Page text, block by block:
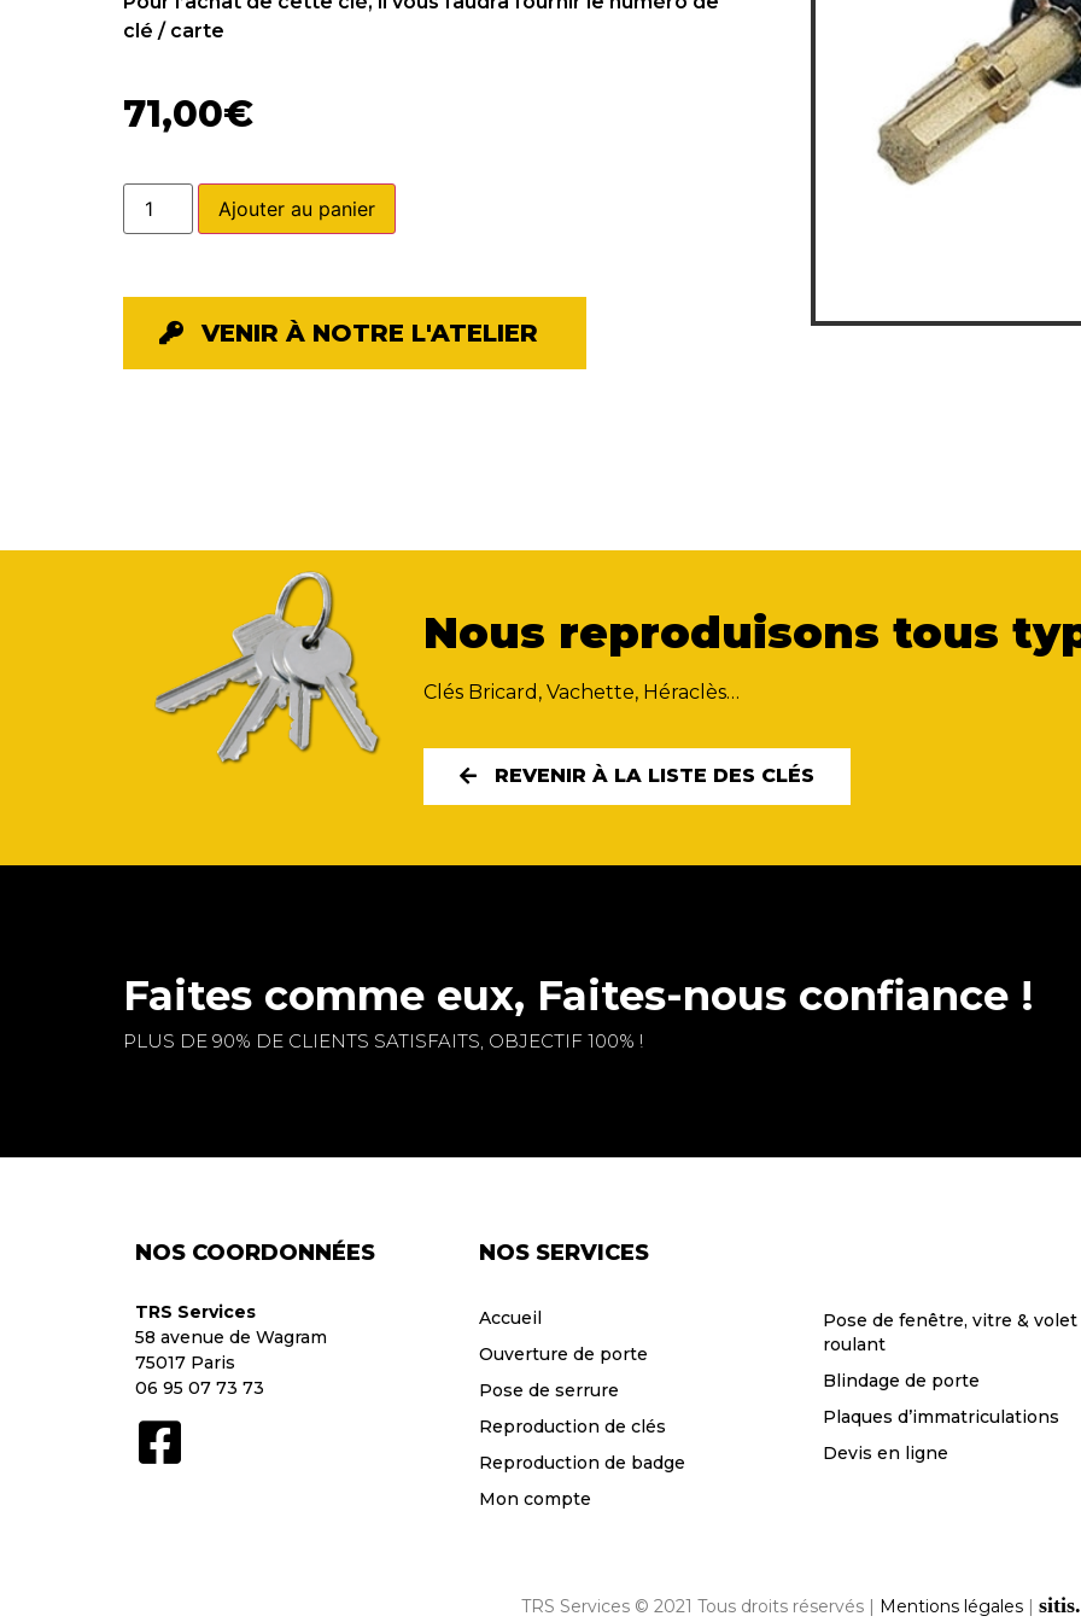
clé / carte
71,00€
Ajouter au panier
VENIR À NOTRE L'ATELIER
Nous reproduisons tous
Clés Bricard, Vachette, Héraclès…
REVENIR À LA LISTE DES CLÉS
Faites comme eux, Faites-nous confiance !
PLUS DE 90% DE CLIENTS SATISFAITS, OBJECTIF 100% !
NOS COORDONNÉES
TRS Services
58 avenue de Wagram
75017 Paris
06 95 07 73 73
NOS SERVICES
Accueil
Ouverture de porte
Pose de serrure
Reproduction de clés
Reproduction de badge
Mon compte
Pose de fenêtre, vitre & volet
roulant
Blindage de porte
Plaques d’immatriculations
Devis en ligne
TRS Services © 2021 Tous droits réservés | Mentions légales|